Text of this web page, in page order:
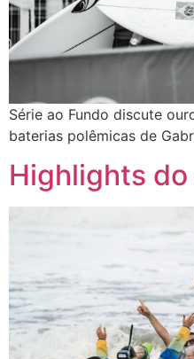
Série ao Fundo discute
baterias polêmicas de
Highlights do